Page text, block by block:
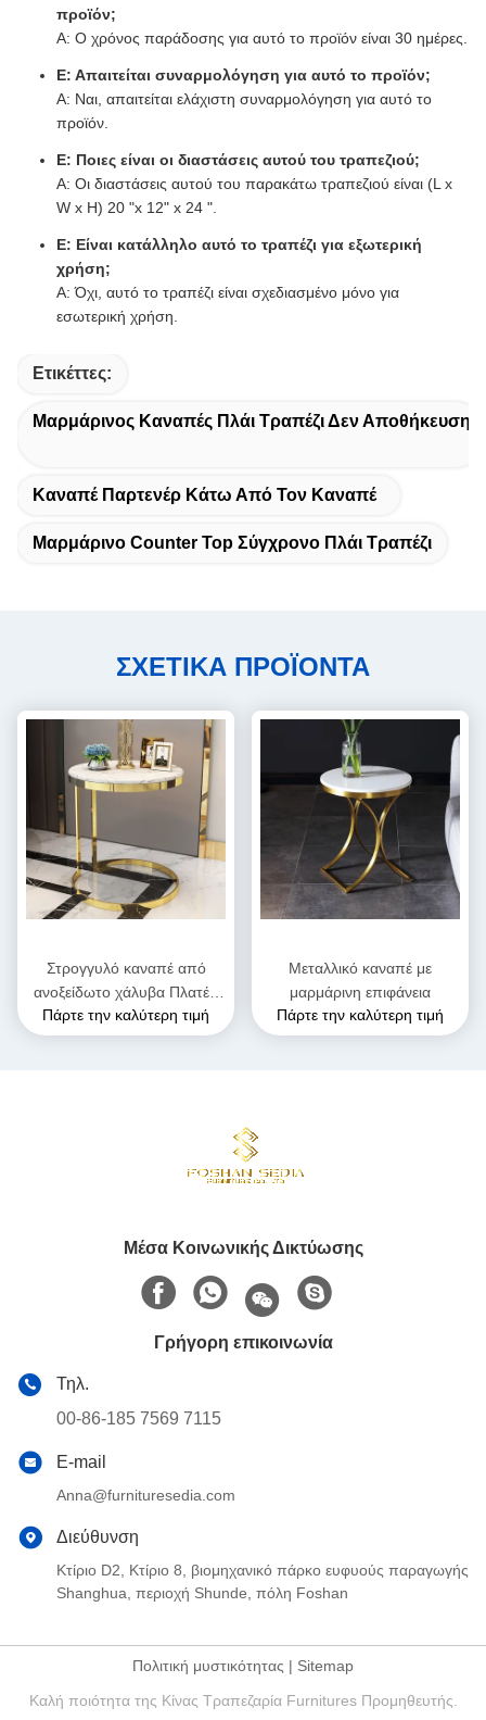
προϊόν;
Α: Ο χρόνος παράδοσης για αυτό το προϊόν είναι 30 ημέρες.
Ε: Απαιτείται συναρμολόγηση για αυτό το προϊόν;
Α: Ναι, απαιτείται ελάχιστη συναρμολόγηση για αυτό το
προϊόν.
Ε: Ποιες είναι οι διαστάσεις αυτού του τραπεζιού;
Α: Οι διαστάσεις αυτού του παρακάτω τραπεζιού είναι (L x
W x H) 20 "x 12" x 24 ".
Ε: Είναι κατάλληλο αυτό το τραπέζι για εξωτερική
χρήση;
Α: Όχι, αυτό το τραπέζι είναι σχεδιασμένο μόνο για
εσωτερική χρήση.
Ετικέττες:
Μαρμάρινος Καναπές Πλάι Τραπέζι Δεν Αποθήκευση
Καναπέ Παρτενέρ Κάτω Από Τον Καναπέ
Μαρμάρινο Counter Top Σύγχρονο Πλάι Τραπέζι
ΣΧΕΤΙΚΑ ΠΡΟΪΟΝΤΑ
Στρογγυλό καναπέ από
ανοξείδωτο χάλυβα Πλατέα
επιφάνεια
Πάρτε την καλύτερη τιμή
Μεταλλικό καναπέ με
μαρμάρινη επιφάνεια
Πάρτε την καλύτερη τιμή
Μέσα Κοινωνικής Δικτύωσης
Γρήγορη επικοινωνία
Τηλ.
00-86-185 7569 7115
E-mail
Anna@furnituresedia.com
Διεύθυνση
Κτίριο D2, Κτίριο 8, βιομηχανικό πάρκο ευφυούς παραγωγής
Shanghua, περιοχή Shunde, πόλη Foshan
Πολιτική μυστικότητας | Sitemap
Καλή ποιότητα της Κίνας Τραπεζαρία Furnitures Προμηθευτής.